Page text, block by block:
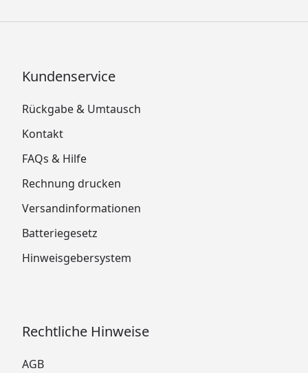
Kundenservice
Rückgabe & Umtausch
Kontakt
FAQs & Hilfe
Rechnung drucken
Versandinformationen
Batteriegesetz
Hinweisgebersystem
Rechtliche Hinweise
AGB